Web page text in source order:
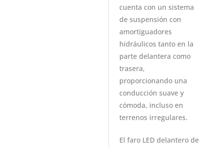
cuenta con un sistema
de suspensión con
amortiguadores
hidráulicos tanto en la
parte delantera como
trasera,
proporcionando una
conducción suave y
cómoda, incluso en
terrenos irregulares.
El faro LED delantero de